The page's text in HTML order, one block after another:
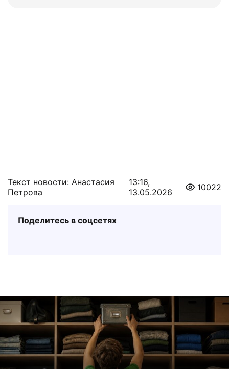
Текст новости: Анастасия
Петрова
13:16,
13.05.2026
10022
Поделитесь в соцсетях